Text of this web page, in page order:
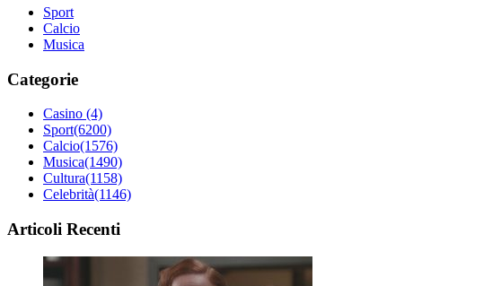
Sport
Calcio
Musica
Categorie
Casino (4)
Sport(6200)
Calcio(1576)
Musica(1490)
Cultura(1158)
Celebrità(1146)
Articoli Recenti